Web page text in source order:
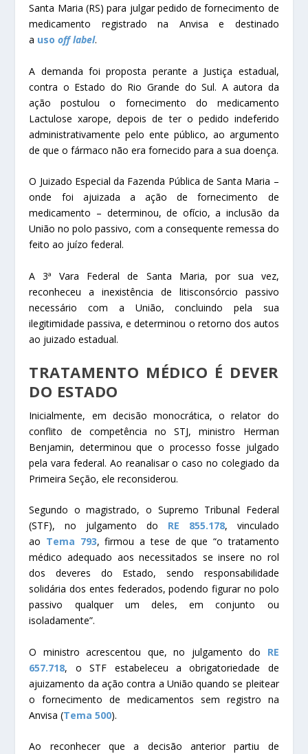
Santa Maria (RS) para julgar pedido de fornecimento de
medicamento registrado na Anvisa e destinado
a usooff label.
A demanda foi proposta perante a Justiça estadual,
contra o Estado do Rio Grande do Sul. A autora da
ação postulou o fornecimento do medicamento
Lactulose xarope, depois de ter o pedido indeferido
administrativamente pelo ente público, ao argumento
de que o fármaco não era fornecido para a sua doença.
O Juizado Especial da Fazenda Pública de Santa Maria –
onde foi ajuizada a ação de fornecimento de
medicamento – determinou, de ofício, a inclusão da
União no polo passivo, com a consequente remessa do
feito ao juízo federal.
A 3ª Vara Federal de Santa Maria, por sua vez,
reconheceu a inexistência de litisconsórcio passivo
necessário com a União, concluindo pela sua
ilegitimidade passiva, e determinou o retorno dos autos
ao juizado estadual.
TRATAMENTO MÉDICO É DEVER
DO ESTADO
Inicialmente, em decisão monocrática, o relator do
conflito de competência no STJ, ministro Herman
Benjamin, determinou que o processo fosse julgado
pela vara federal. Ao reanalisar o caso no colegiado da
Primeira Seção, ele reconsiderou.
Segundo o magistrado, o Supremo Tribunal Federal
(STF), no julgamento do RE 855.178, vinculado
ao Tema 793, firmou a tese de que “o tratamento
médico adequado aos necessitados se insere no rol
dos deveres do Estado, sendo responsabilidade
solidária dos entes federados, podendo figurar no polo
passivo qualquer um deles, em conjunto ou
isoladamente”.
O ministro acrescentou que, no julgamento do RE
657.718, o STF estabeleceu a obrigatoriedade de
ajuizamento da ação contra a União quando se pleitear
o fornecimento de medicamentos sem registro na
Anvisa (Tema 500).
Ao reconhecer que a decisão anterior partiu de